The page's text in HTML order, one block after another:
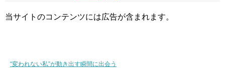
当サイトのコンテンツには広告が含まれます。
“変われない私”が動き出す瞬間に出会う